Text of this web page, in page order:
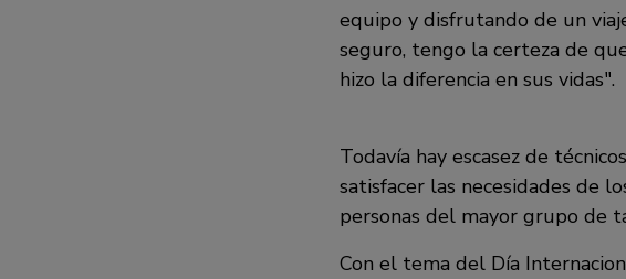
equipo y disfrutando de un
seguro, tengo la certeza de
hizo la diferencia en sus vidas .
Todavía hay escasez de
satisfacer las necesidades de
personas del mayor grupo de
Con el tema del Día